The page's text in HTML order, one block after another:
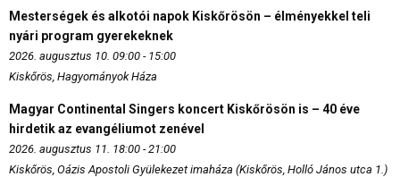
Mesterségek és alkotói napok Kiskőrösön – élményekkel teli
nyári program gyerekeknek
2026. augusztus 10. 09:00 - 15:00
Kiskőrös, Hagyományok Háza
Magyar Continental Singers koncert Kiskőrösön is – 40 éve
hirdetik az evangéliumot zenével
2026. augusztus 11. 18:00 - 21:00
Kiskőrös, Oázis Apostoli Gyülekezet imaháza (Kiskőrös, Holló János utca 1.)